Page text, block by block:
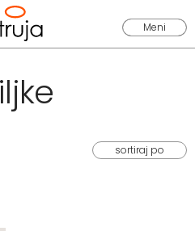
Meni